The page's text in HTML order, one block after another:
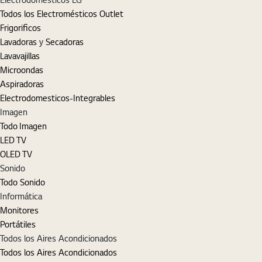
Todos los Electromésticos Outlet
Frigorificos
Lavadoras y Secadoras
Lavavajillas
Microondas
Aspiradoras
Electrodomesticos-Integrables
Imagen
Todo Imagen
LED TV
OLED TV
Sonido
Todo Sonido
Informática
Monitores
Portátiles
Todos los Aires Acondicionados
Todos los Aires Acondicionados